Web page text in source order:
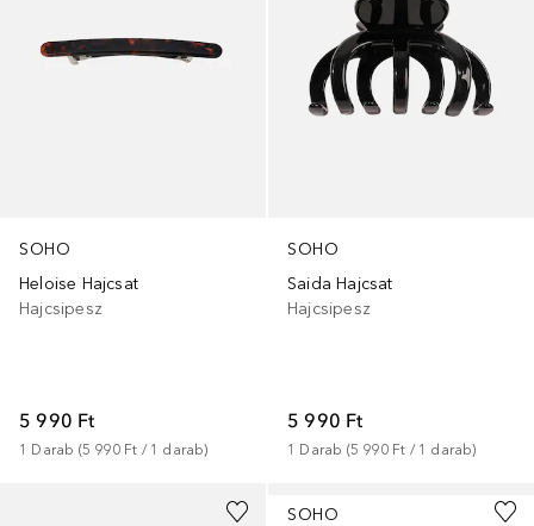
SOHO
Heloise Hajcsat
Hajcsipesz
5 990 Ft
1 Darab (5 990 Ft / 1 darab)
SOHO
Saida Hajcsat
Hajcsipesz
5 990 Ft
1 Darab (5 990 Ft / 1 darab)
SOHO